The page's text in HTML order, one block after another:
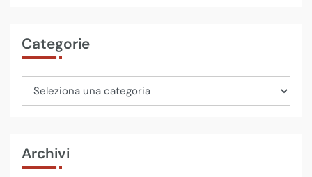
Categorie
Archivi